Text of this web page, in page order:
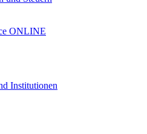
ONLINE
Institutionen